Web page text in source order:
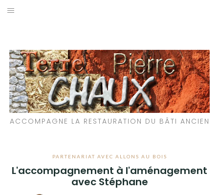
Aller
ACCOMPAGNE LA RESTAURATION DU BÂTI ANCIEN
PARTENARIAT AVEC ALLONS AU BOIS
L'accompagnement à l'aménagement
avec Stéphane
PARTICIPATIFS
CHANTIERS RÉALISÉS
QUE PROPOSONS-NOUS ?